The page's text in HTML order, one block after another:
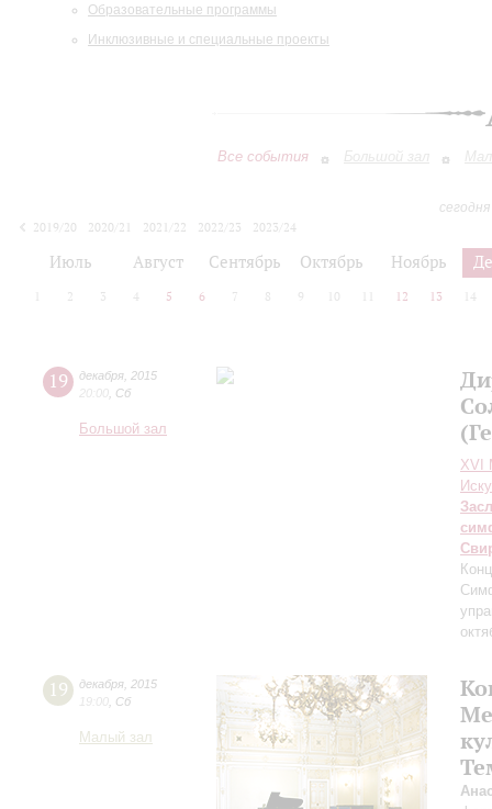
Образовательные программы
Инклюзивные и специальные проекты
Все события Большой зал
2019/20
2020/21 2021/22 2022/23
2023/24
Июль Август Сентябрь Октябрь Ноябрь
2 3 4 5 6 7 8 9 10 12 13 14
19 декабря 2015
20:00 Сб
Большой зал
XVI
19 декабря 2015
19:00 Сб
Малый зал